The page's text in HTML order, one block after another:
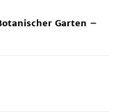
Garten –